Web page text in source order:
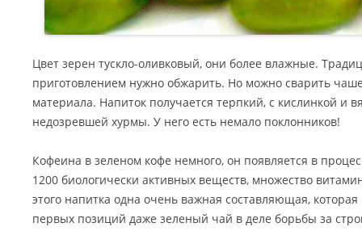
Цвет зерен тускло-оливковый, они более влажные.
приготовлением нужно обжарить. Но можно сварить
материала. Напиток получается терпкий, с кислинкой и
недозревшей хурмы. У него есть немало поклонников!
Кофеина в зеленом кофе немного, он появляется в
1200 биологически активных веществ, множество
этого напитка одна очень важная составляющая, которая
первых позиций даже зеленый чай в деле борьбы за